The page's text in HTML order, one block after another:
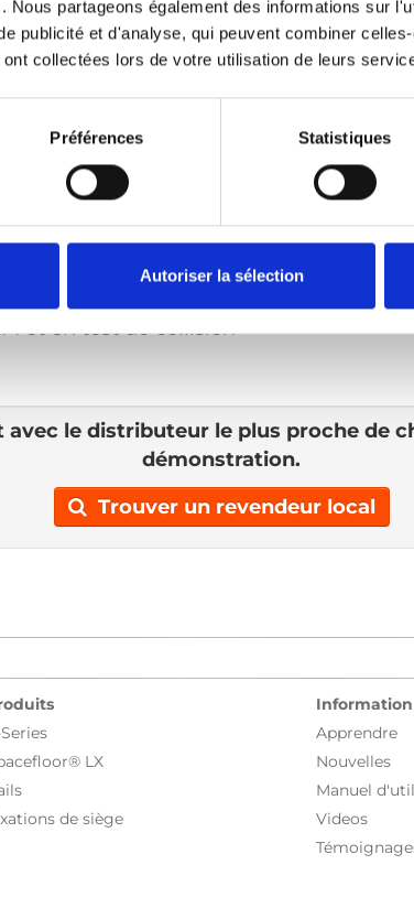
Nous partageons également des informations sur
publicité et d'analyse, qui peuvent combiner
collectées lors de votre utilisation de leurs
Préférences Statistiques
Autoriser la sélection
grandeur.
commande manuelle
peuvent être réglées d'après les
de montage universelle
et en test de collision
avec le distributeur le plus proche de
démonstration.
Trouver un revendeur local
LX
de siège
Information
Apprendre
Nouvelles
Manuel
Videos